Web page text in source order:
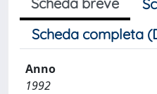
Scheda completa
Anno
1992